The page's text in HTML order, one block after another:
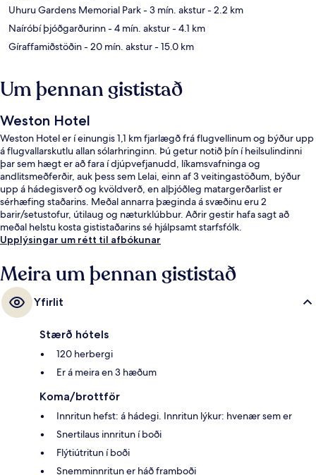
Uhuru Gardens Memorial Park- 3 mín. akstur- 2.2 km
Naíróbí þjóðgarðurinn- 4 mín. akstur- 4.1 km
Gíraffamiðstöðin- 20 mín. akstur- 15.0 km
Um þennan gististað
Weston Hotel
Weston Hotel er í einungis 1,1 km fjarlægð frá flugvellinum og býður upp
á flugvallarskutlu allan sólarhringinn. Þú getur notið þín í heilsulindinni
þar sem hægt er að fara í djúpvefjanudd, líkamsvafninga og
andlitsmeðferðir, auk þess sem Lelai, einn af 3 veitingastöðum, býður
upp á hádegisverð og kvöldverð, en alþjóðleg matargerðarlist er
sérhæfing staðarins. Meðal annarra þæginda á svæðinu eru 2
barir/setustofur, útilaug og næturklúbbur. Aðrir gestir hafa sagt að
meðal helstu kosta gististaðarins sé hjálpsamt starfsfólk.
Upplýsingar um rétt til afbókunar
Meira um þennan gististað
Yfirlit
Stærð hótels
120 herbergi
Er á meira en 3 hæðum
Koma/brottför
Innritun hefst: á hádegi. Innritun lýkur: hvenær sem er
Snertilaus innritun í boði
Flýtiútritun í boði
Snemminnritun er háð framboði